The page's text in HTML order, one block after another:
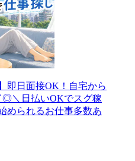
即日面接OK！自宅から
◎＼日払いOKでスグ稼
められるお仕事多数あ